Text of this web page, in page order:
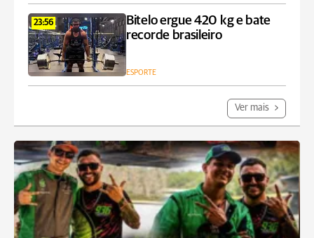
23:56
Bitelo ergue 420 kg e bate
recorde brasileiro
ESPORTE
Ver mais